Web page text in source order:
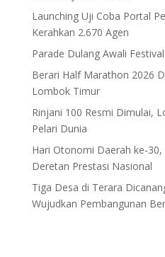
Launching Uji Coba Portal
Kerahkan 2.670 Agen
Parade Dulang Awali
Berari Half Marathon 2026
Lombok Timur
Rinjani 100 Resmi Dimulai,
Pelari Dunia
Hari Otonomi Daerah ke-
Deretan Prestasi Nasional
Tiga Desa di Terara
Wujudkan Pembangunan